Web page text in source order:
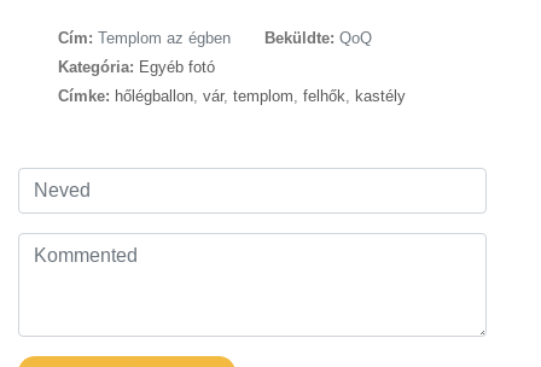
Cím: Templom az égben Beküldte: QoQ
Kategória: Egyéb fotó
Címke: hőlégballon, vár, templom, felhők, kastély